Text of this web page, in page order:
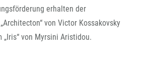
erhalten der
von Victor Kossakovsky
„Iris“ von Myrsini Aristidou.